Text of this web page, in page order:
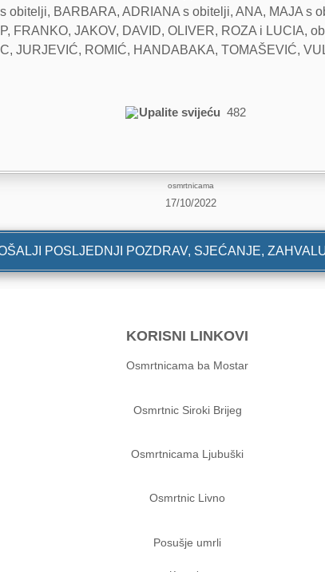
obitelji, BARBARA, ADRIANA s obitelji, ANA, MAJA s
FRANKO, JAKOV, DAVID, OLIVER, ROZA i LUCIA,
JURJEVIĆ, ROMIĆ, HANDABAKA, TOMAŠEVIĆ,
Upalite svijeću 482
osmrtnicama
17/10/2022
POSLJEDNJI POZDRAV, SJEĆANJE,
KORISNI LINKOVI
Osmrtnicama ba Mostar
Osmrtnic Siroki Brijeg
Osmrtnicama Ljubuški
Osmrtnic Livno
Posušje umrli